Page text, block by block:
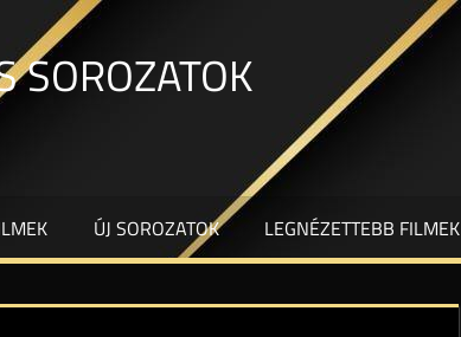
SOROZATOK
ÚJ SOROZATOK LEGNÉZETTEBB FILMEK